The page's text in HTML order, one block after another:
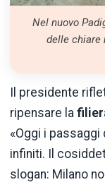
Nel nuovo
delle chiare
Il presidente
ripensare la
«Oggi i
infiniti. Il
slogan: Milano